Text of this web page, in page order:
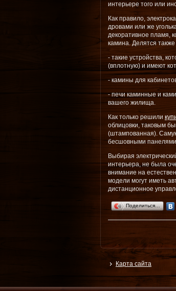
интерьере того или
Как правило,
дровами или же
декоративное пламя,
камина. Делятся
- такие устройства,
(вплотную) и имеют
- камины для
- печи каминные и
вашего жилища.
Как только решили
облицовки, таковым
(штампованная).
бесшовными
Выбирая
интерьера, не была
внимание на
модели могут иметь
дистанционное
Поделиться…
Карта сайта